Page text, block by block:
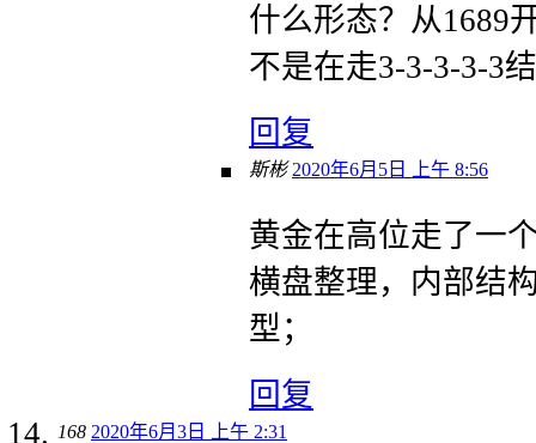
什么形态？从1689
不是在走3-3-3-3-3
回复
斯彬 2020年6月5日 上午 8:56
黄金在高位走了一
横盘整理，内部结
型；
回复
168 2020年6月3日 上午 2:31